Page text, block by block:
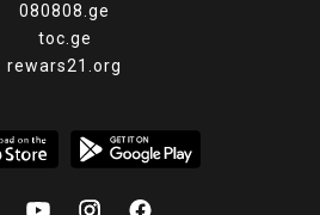
080808.ge
toc.ge
rewars21.org